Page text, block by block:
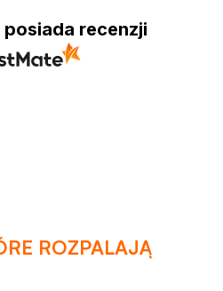
recenzji
ROZPALAJĄ